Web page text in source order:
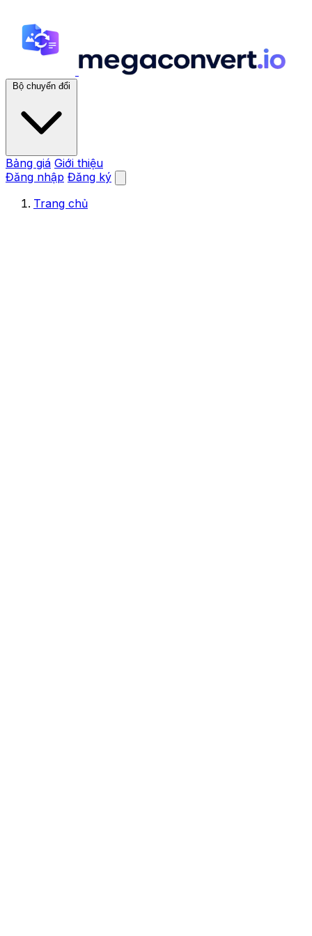
Bộ chuyển đổi
Bảng giá Giới thiệu
Đăng nhập Đăng ký
Trang chủ